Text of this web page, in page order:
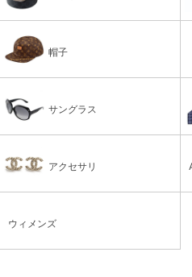
帽子
サングラス
アクセサリ
ウィメンズ